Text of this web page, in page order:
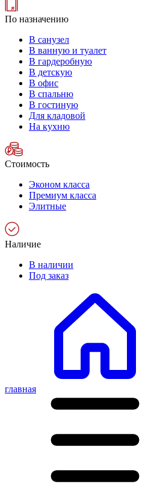
По назначению
В санузел
В ванную и туалет
В гардеробную
В детскую
В офис
В спальню
В гостиную
Для кладовой
На кухню
Стоимость
Эконом класса
Премиум класса
Элитные
Наличие
В наличии
Под заказ
главная